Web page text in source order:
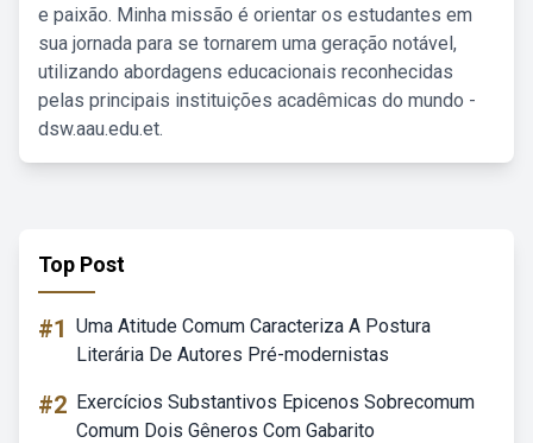
e paixão. Minha missão é orientar os estudantes em
sua jornada para se tornarem uma geração notável,
utilizando abordagens educacionais reconhecidas
pelas principais instituições acadêmicas do mundo -
dsw.aau.edu.et.
Top Post
#1 Uma Atitude Comum Caracteriza A Postura
Literária De Autores Pré-modernistas
#2 Exercícios Substantivos Epicenos Sobrecomum
Comum Dois Gêneros Com Gabarito